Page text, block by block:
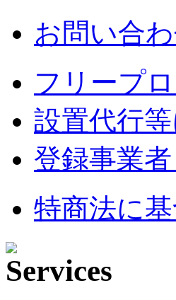
お問い合
フリープ
設置代行
登録事業
特商法に